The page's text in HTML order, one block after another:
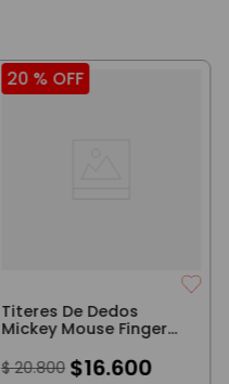
20 % OFF
Titeres De Dedos
Mickey Mouse Finger
Puppets
$ 20.800 $16.600